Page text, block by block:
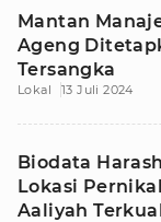
Mantan
Ageng
Tersangka
Lokal 13 Juli 2024
Biodata
Lokasi
Aaliyah